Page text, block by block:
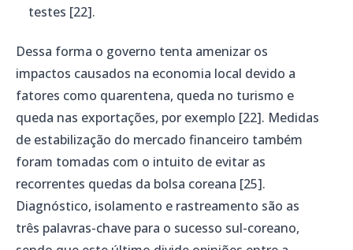
testes [22].
Dessa forma o governo tenta amenizar os
impactos causados na economia local devido a
fatores como quarentena, queda no turismo e
queda nas exportações, por exemplo [22]. Medidas
de estabilização do mercado financeiro também
foram tomadas com o intuito de evitar as
recorrentes quedas da bolsa coreana [25].
Diagnóstico, isolamento e rastreamento são as
três palavras-chave para o sucesso sul-coreano,